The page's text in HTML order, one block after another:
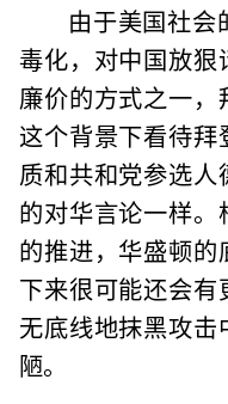
由于美国社
毒化，对中国放
廉价的方式之一
这个背景下看待
质和共和党参选
的对华言论一样
的推进，华盛顿
下来很可能还会有
无底线地抹黑攻击
陋。